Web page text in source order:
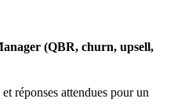
(QBR, churn, upsell,
réponses attendues pour un